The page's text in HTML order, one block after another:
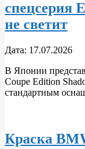
спецсерия
не светит
2026-
17
Дата: 17.07.2026
В Японии
Coupe Edition
стандартным
Краска